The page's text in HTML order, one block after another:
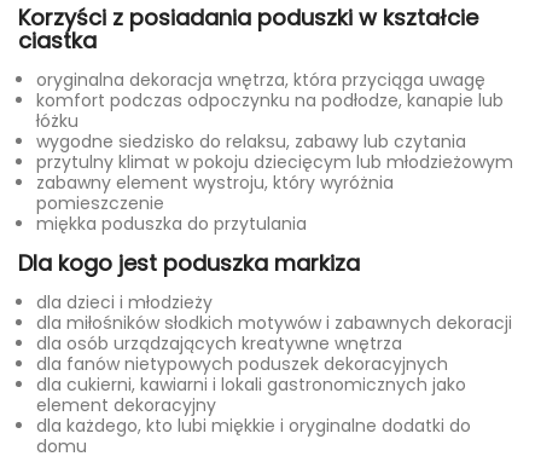
Korzyści z posiadania poduszki w kształcie
ciastka
oryginalna dekoracja wnętrza, która przyciąga uwagę
komfort podczas odpoczynku na podłodze, kanapie lub
łóżku
wygodne siedzisko do relaksu, zabawy lub czytania
przytulny klimat w pokoju dziecięcym lub młodzieżowym
zabawny element wystroju, który wyróżnia
pomieszczenie
miękka poduszka do przytulania
Dla kogo jest poduszka markiza
dla dzieci i młodzieży
dla miłośników słodkich motywów i zabawnych dekoracji
dla osób urządzających kreatywne wnętrza
dla fanów nietypowych poduszek dekoracyjnych
dla cukierni, kawiarni i lokali gastronomicznych jako
element dekoracyjny
dla każdego, kto lubi miękkie i oryginalne dodatki do
domu